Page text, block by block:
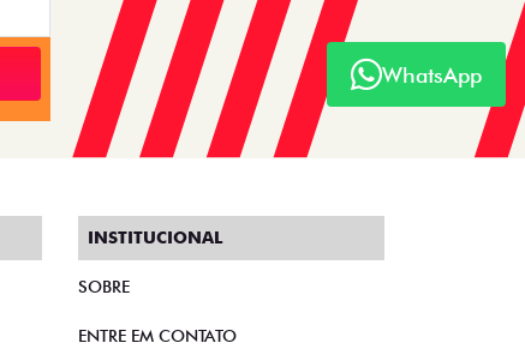
WhatsApp
INSTITUCIONAL
SOBRE
ENTRE EM CONTATO